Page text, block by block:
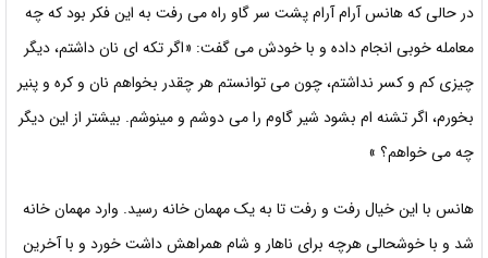
در حالی که هانس آرام آرام پشت سر گاو راه می رفت به این فکر بود که چه
معامله خوبی انجام داده و با خودش می گفت: «اگر تکه ای نان داشتم، دیگر
چیزی کم و کسر نداشتم، چون می توانستم هر چقدر بخواهم نان و کره و پنیر
بخورم، اگر تشنه ام بشود شیر گاوم را می دوشم و مینوشم. بیشتر از این دیگر
چه می خواهم؟ »
هانس با این خیال رفت و رفت تا به یک مهمان خانه رسید. وارد مهمان خانه
شد و با خوشحالی هرچه برای ناهار و شام همراهش داشت خورد و با آخرین